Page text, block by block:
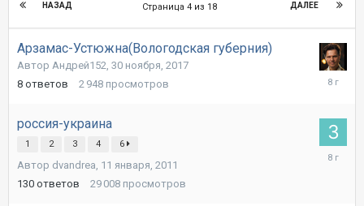
НАЗАД ДАЛЕЕ
Страница 4 из 18
Арзамас-Устюжна(Вологодская губерния)
Автор Андрей152, 30 ноября, 2017
8 ответов 2 948 просмотров
россия-украина
1 2 3 4 6
Автор dvandrea, 11 января, 2011
130 ответов 29 008 просмотров
30